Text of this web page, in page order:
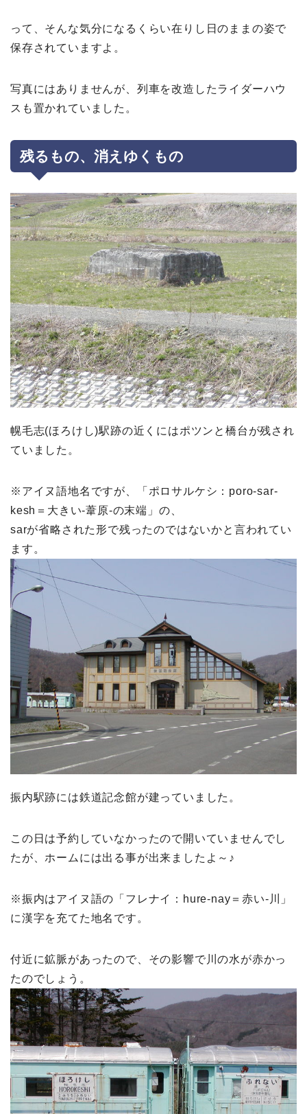
って、そんな気分になるくらい在りし日のままの姿で
保存されていますよ。
写真にはありませんが、列車を改造したライダーハウ
スも置かれていました。
残るもの、消えゆくもの
幌毛志(ほろけし)駅跡の近くにはポツンと橋台が残され
ていました。
※アイヌ語地名ですが、「ポロサルケシ：poro-sar-
kesh＝大きい-葦原-の末端」の、
sarが省略された形で残ったのではないかと言われてい
ます。
振内駅跡には鉄道記念館が建っていました。
この日は予約していなかったので開いていませんでし
たが、ホームには出る事が出来ましたよ～♪
※振内はアイヌ語の「フレナイ：hure-nay＝赤い-川」
に漢字を充てた地名です。
付近に鉱脈があったので、その影響で川の水が赤かっ
たのでしょう。